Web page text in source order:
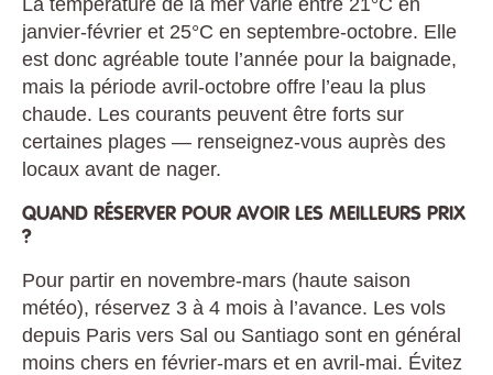
janvier-février et 25°C en septembre-octobre. Elle
est donc agréable toute l’année pour la baignade,
mais la période avril-octobre offre l’eau la plus
chaude. Les courants peuvent être forts sur
certaines plages — renseignez-vous auprès des
locaux avant de nager.
QUAND RÉSERVER POUR AVOIR LES MEILLEURS PRIX
?
Pour partir en novembre-mars (haute saison
météo), réservez 3 à 4 mois à l’avance. Les vols
depuis Paris vers Sal ou Santiago sont en général
moins chers en février-mars et en avril-mai. Évitez